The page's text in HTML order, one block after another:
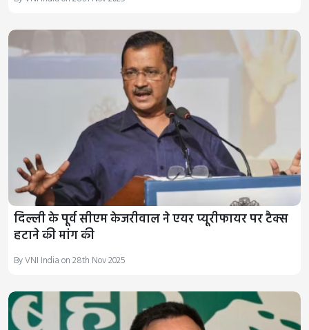
दिल्ली के पूर्व सीएम केजरीवाल ने एयर प्यूरीफायर पर टैक्स
हटाने की मांग की
By VNI India on 28th Nov 2025